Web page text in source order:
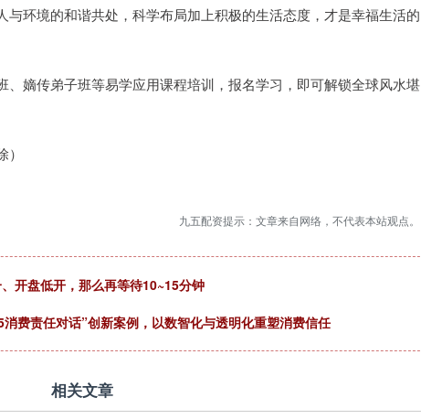
与环境的和谐共处，科学布局加上积极的生活态度，才是幸福生活的
嫡传弟子班等易学应用课程培训，报名学习，即可解锁全球风水堪
九五配资提示：文章来自网络，不代表本站观点。
开盘低开，那么再等待10~15分钟
费责任对话”创新案例，以数智化与透明化重塑消费信任
相关文章